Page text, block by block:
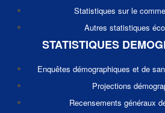
Statistiques sur le
Autres statistiques
STATISTIQUES
Enquêtes démographiques et de
Projections
Recensements généraux